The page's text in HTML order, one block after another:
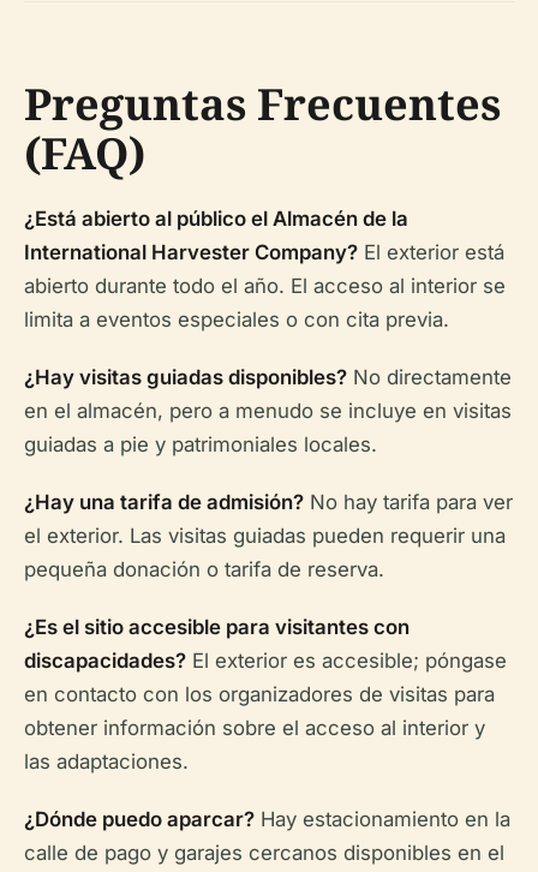
Preguntas Frecuentes
(FAQ)
¿Está abierto al público el Almacén de la
International Harvester Company? El exterior está
abierto durante todo el año. El acceso al interior se
limita a eventos especiales o con cita previa.
¿Hay visitas guiadas disponibles? No directamente
en el almacén, pero a menudo se incluye en visitas
guiadas a pie y patrimoniales locales.
¿Hay una tarifa de admisión? No hay tarifa para ver
el exterior. Las visitas guiadas pueden requerir una
pequeña donación o tarifa de reserva.
¿Es el sitio accesible para visitantes con
discapacidades? El exterior es accesible; póngase
en contacto con los organizadores de visitas para
obtener información sobre el acceso al interior y
las adaptaciones.
¿Dónde puedo aparcar? Hay estacionamiento en la
calle de pago y garajes cercanos disponibles en el